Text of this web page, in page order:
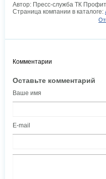
Автор: Пресс-служба ТК
Страница компании в каталоге:
Комментарии
Оставьте комментарий
Ваше имя
E-mail